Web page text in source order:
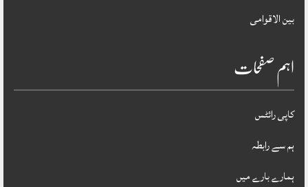
بین الاقوامی
اہم صفحات
کاپی رائٹس
ہم سے رابطہ
ہمارے بارے میں